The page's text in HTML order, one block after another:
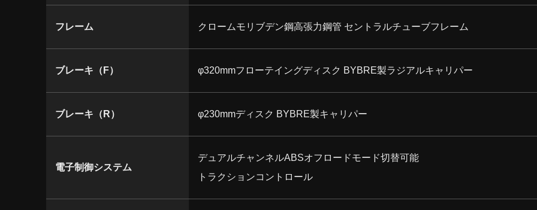
フレーム クロームモリブデン鋼高張力鋼管 セントラルチューブフレーム
ブレーキ（F） φ320mmフローテイングディスク BYBRE製ラジアルキャリパー
ブレーキ（R） φ230mmディスク BYBRE製キャリパー
電子制御システム
デュアルチャンネルABSオフロードモード切替可能
トラクションコントロール